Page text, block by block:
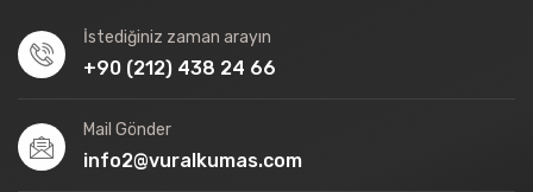
İstediğiniz zaman arayın
+90 (212) 438 24 66
Mail Gönder
info2@vuralkumas.com